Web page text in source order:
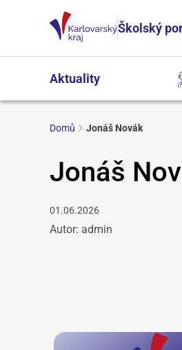
Školský
Aktuality
Domů Jonáš Novák
Jonáš
01.06.2026
Autor: admin